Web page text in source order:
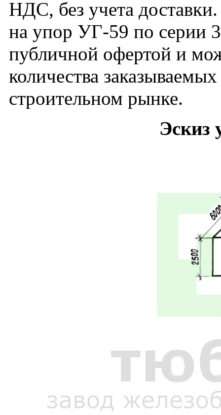
НДС, без учета
на упор УГ-59 по серии
публичной офертой и
количества
строительном рынке.
Эскиз